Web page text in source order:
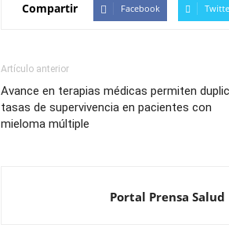
Compartir Facebook
Artículo anterior
Avance en terapias médicas permiten
tasas de supervivencia en pacientes con
mieloma múltiple
Portal Prensa